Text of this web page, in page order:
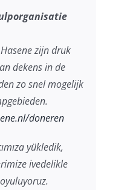
zijn druk
dekens in de
zo snel mogelijk
doneren
yükledik,
ivedelikle